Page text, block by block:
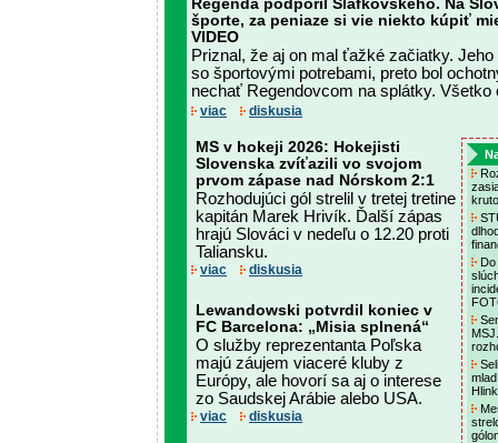
Regenda podporil Slafkovského. Na
športe, za peniaze si vie niekto kúpiť
VIDEO
Priznal, že aj on mal ťažké začiatky.
so športovými potrebami, preto bol
nechať Regendovcom na splátky. Všetko
viac diskusia
MS v hokeji 2026: Hokejisti
Slovenska zvíťazili vo svojom
prvom zápase nad Nórskom 2:1
Rozhodujúci gól strelil v tretej tretine
kapitán Marek Hrivík. Ďalší zápas
hrajú Slováci v nedeľu o 12.20 proti
Taliansku.
viac diskusia
Lewandowski potvrdil koniec v
FC Barcelona: „Misia splnená“
O služby reprezentanta Poľska
majú záujem viaceré kluby z
Európy, ale hovorí sa aj o interese
zo Saudskej Arábie alebo USA.
viac diskusia